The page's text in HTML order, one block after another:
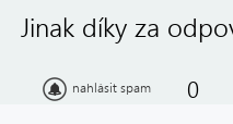
Jinak díky za
nahlásit spam 0